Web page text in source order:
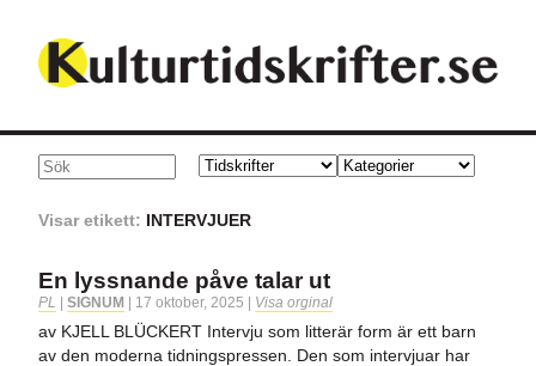
Visar etikett: INTERVJUER
En lyssnande påve talar ut
PL | SIGNUM | 17 oktober, 2025 | Visa orginal
av KJELL BLÜCKERT Intervju som litterär form är ett barn
av den moderna tidningspressen. Den som intervjuar har